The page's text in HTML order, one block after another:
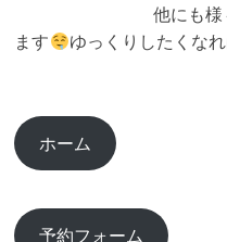
他にも様々なメ
ます
ゆっくりしたくな
ホーム
予約フォーム